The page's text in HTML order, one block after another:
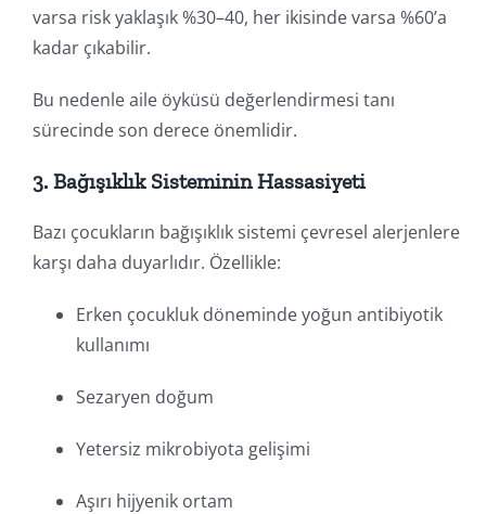
varsa risk yaklaşık %30–40, her ikisinde varsa %60’a
kadar çıkabilir.
Bu nedenle aile öyküsü değerlendirmesi tanı
sürecinde son derece önemlidir.
3. Bağışıklık Sisteminin Hassasiyeti
Bazı çocukların bağışıklık sistemi çevresel alerjenlere
karşı daha duyarlıdır. Özellikle:
Erken çocukluk döneminde yoğun antibiyotik
kullanımı
Sezaryen doğum
Yetersiz mikrobiyota gelişimi
Aşırı hijyenik ortam